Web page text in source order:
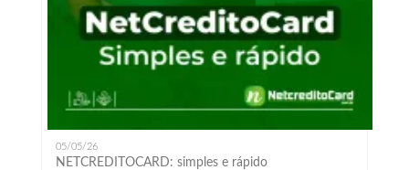
05/05/26
NETCREDITOCARD: simples e rápido